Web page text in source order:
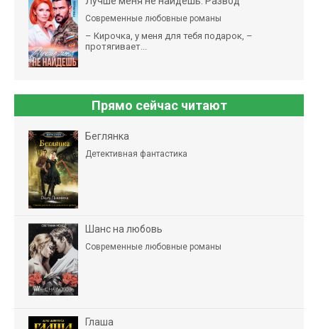
Современные любовные романы
– Кирочка, у меня для тебя подарок, –
протягивает...
Прямо сейчас читают
Беглянка
Детективная фантастика
Шанс на любовь
Современные любовные романы
Глаша